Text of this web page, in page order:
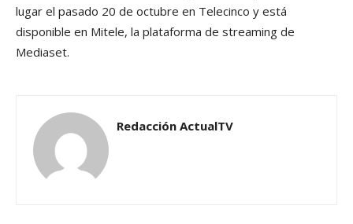
lugar el pasado 20 de octubre en Telecinco y está
disponible en Mitele, la plataforma de streaming de
Mediaset.
Redacción ActualTV